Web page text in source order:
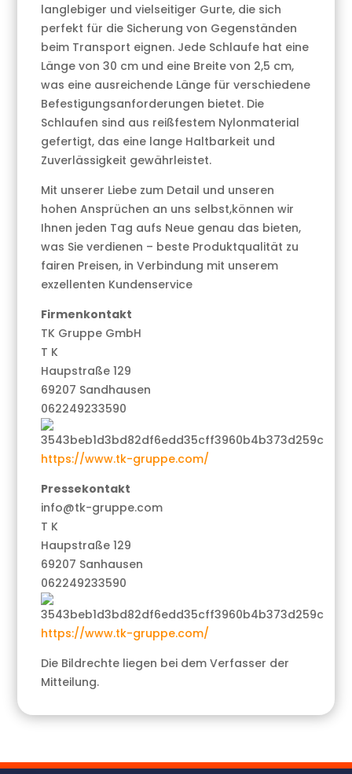
langlebiger und vielseitiger Gurte, die sich
perfekt für die Sicherung von Gegenständen
beim Transport eignen. Jede Schlaufe hat eine
Länge von 30 cm und eine Breite von 2,5 cm,
was eine ausreichende Länge für verschiedene
Befestigungsanforderungen bietet. Die
Schlaufen sind aus reißfestem Nylonmaterial
gefertigt, das eine lange Haltbarkeit und
Zuverlässigkeit gewährleistet.
Mit unserer Liebe zum Detail und unseren
hohen Ansprüchen an uns selbst,können wir
Ihnen jeden Tag aufs Neue genau das bieten,
was Sie verdienen – beste Produktqualität zu
fairen Preisen, in Verbindung mit unserem
exzellenten Kundenservice
Firmenkontakt
TK Gruppe GmbH
T K
Haupstraße 129
69207 Sandhausen
062249233590
https://www.tk-gruppe.com/
Pressekontakt
info@tk-gruppe.com
T K
Haupstraße 129
69207 Sanhausen
062249233590
https://www.tk-gruppe.com/
Die Bildrechte liegen bei dem Verfasser der
Mitteilung.